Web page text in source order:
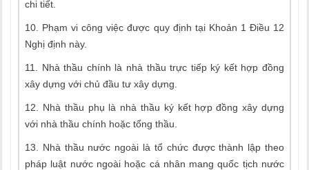
chi tiết.
10. Phạm vi công việc được quy định tại Khoản 1 Điều 12
Nghị định này.
11. Nhà thầu chính là nhà thầu trực tiếp ký kết hợp đồng
xây dựng với chủ đầu tư xây dựng.
12. Nhà thầu phụ là nhà thầu ký kết hợp đồng xây dựng
với nhà thầu chính hoặc tổng thầu.
13. Nhà thầu nước ngoài là tổ chức được thành lập theo
pháp luật nước ngoài hoặc cá nhân mang quốc tịch nước